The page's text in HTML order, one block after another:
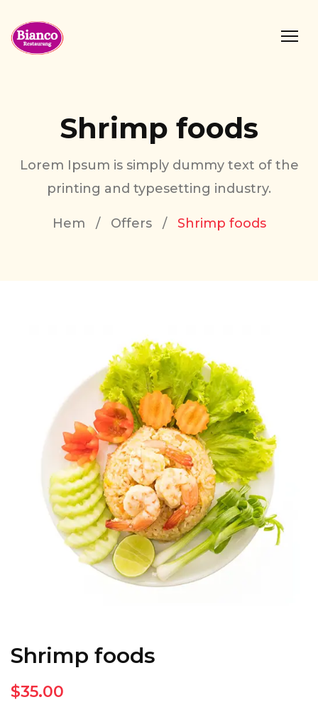
Shrimp foods
Lorem Ipsum is simply dummy text of the
printing and typesetting industry.
Hem / Offers / Shrimp foods
Shrimp foods
$35.00